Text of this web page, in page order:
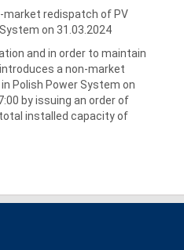
market redispatch of PV
on 31.03.2024
and in order to maintain
a non-market
Polish Power System on
by issuing an order of
installed capacity of